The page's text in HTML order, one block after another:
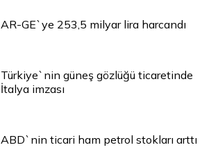
AR-GE`ye 253,5 milyar lira harcandı
Türkiye`nin güneş gözlüğü ticaretinde
İtalya imzası
ABD`nin ticari ham petrol stokları arttı